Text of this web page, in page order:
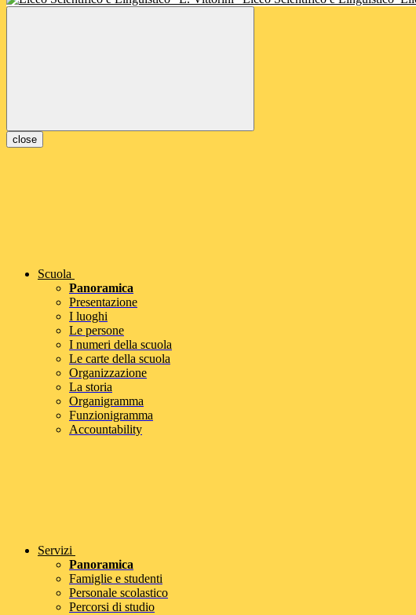
close
Scuola
Panoramica
Presentazione
I luoghi
Le persone
I numeri della scuola
Le carte della scuola
Organizzazione
La storia
Organigramma
Funzionigramma
Accountability
Servizi
Panoramica
Famiglie e studenti
Personale scolastico
Percorsi di studio